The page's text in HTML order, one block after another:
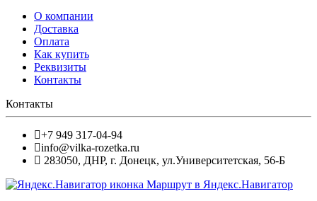
О компании
Доставка
Оплата
Как купить
Реквизиты
Контакты
Контакты
+7 949 317-04-94
info@vilka-rozetka.ru
283050, ДНР, г. Донецк, ул.Университетская, 56-Б
Маршрут в Яндекс.Навигатор